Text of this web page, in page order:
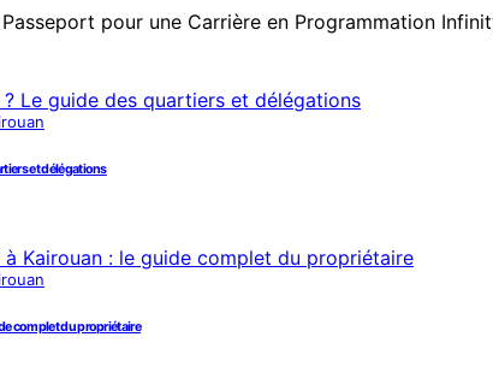
pour une Carrière en Programmation
et délégations
complet du propriétaire